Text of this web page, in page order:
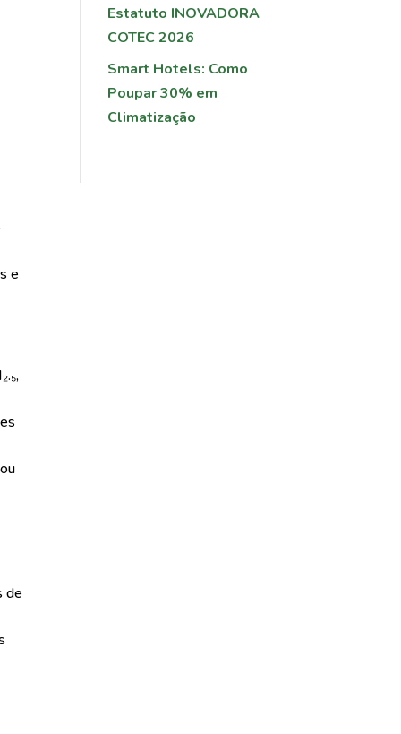
e
de
Estatuto INOVADORA
COTEC 2026
Smart Hotels: Como
Poupar 30% em
Climatização